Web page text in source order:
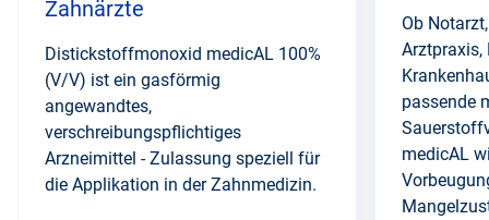
Zahnärzte
Distickstoffmonoxid medicAL 100%
(V/V) ist ein gasförmig
angewandtes,
verschreibungspflichtiges
Arzneimittel - Zulassung speziell für
die Applikation in der Zahnmedizin.
Ob
Arztpraxis,
passende
medicAL